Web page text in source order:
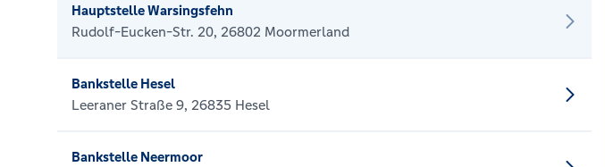
Hauptstelle Warsingsfehn
Rudolf-Eucken-Str. 20, 26802 Moormerland
Bankstelle Hesel
Leeraner Straße 9, 26835 Hesel
Bankstelle Neermoor